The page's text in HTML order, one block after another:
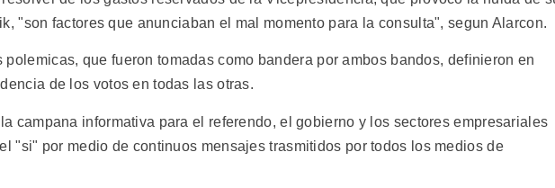
"son factores que anunciaban el mal momento para la consulta", segun Alarcon.
polemicas, que fueron tomadas como bandera por ambos bandos, definieron en
de los votos en todas las otras.
campana informativa para el referendo, el gobierno y los sectores empresariales
"si" por medio de continuos mensajes trasmitidos por todos los medios de